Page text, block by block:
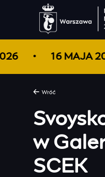
16 MAJA
Wróć
w
SCEK